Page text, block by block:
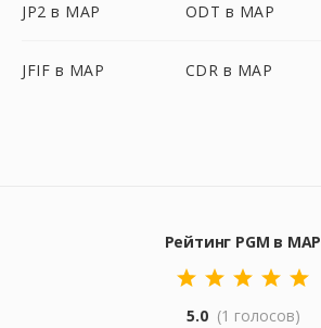
JP2 в MAP ODT в MAP
JFIF в MAP CDR в MAP
Рейтинг PGM в MAP
5.0 (1 голосов)